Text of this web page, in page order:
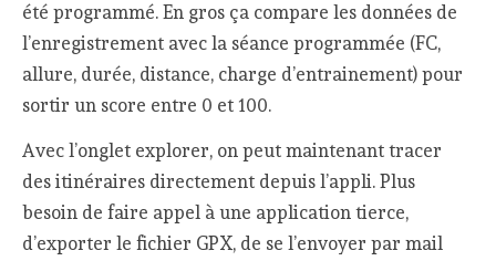
été programmé. En gros ça compare les données de
l’enregistrement avec la séance programmée (FC,
allure, durée, distance, charge d’entrainement) pour
sortir un score entre 0 et 100.
Avec l’onglet explorer, on peut maintenant tracer
des itinéraires directement depuis l’appli. Plus
besoin de faire appel à une application tierce,
d’exporter le fichier GPX, de se l’envoyer par mail